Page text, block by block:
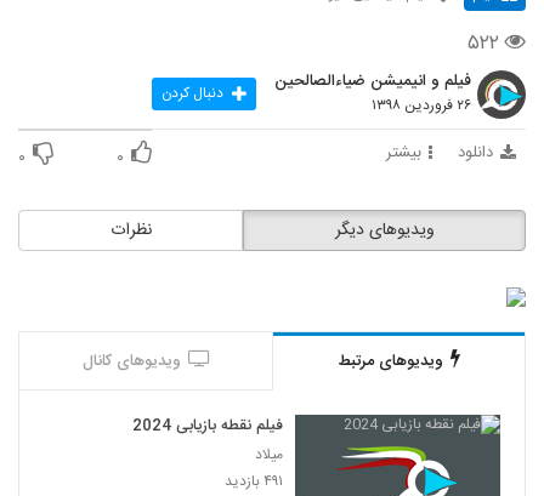
۵۲۲
فیلم و انیمیشن ضیاءالصالحین
۲۶ فروردین ۱۳۹۸ دنبال کردن
دانلود بیشتر ۰ ۰
نظرات ویدیوهای دیگر
ویدیوهای مرتبط ویدیوهای کانال
فیلم نقطه بازیابی 2024
میلاد
۴۹۱ بازدید